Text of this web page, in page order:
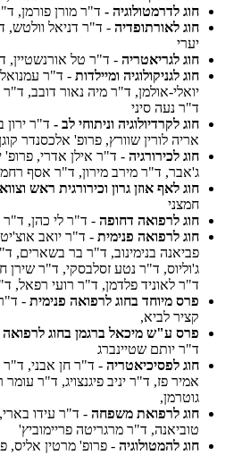
חוג לדרמטולוגיה - ד"ר מורן פורמן,
חוג לאורתופדיה - ד"ר דניאל וולטש,
יערי
חוג לגריאטריה - ד"ר טל אורנשטיין,
חוג לגניקולוגיה ומיילדות - ד"ר
יואלי-אולמן, ד"ר מיה נאור דובב, ד"ר
ד"ר נעה סיני
חוג לקרדיולוגיה וניתוחי לב - ד"ר
אריה לורין שוורץ, פרופ' אלכסנדר
חוג לכירורגיה - ד"ר אילן אדרי,
ג'אבר, ד"ר מירב מירון, ד"ר אסף
חוג לאף אוזן גרון וכירורגית ראש
חמצני
חוג לרפואה דחופה - ד"ר לי כהן, ד"ר
חוג לרפואה פנימית - ד"ר יואב
פביאנה בנימינוב, ד"ר בר בשארים,
ג'וליוס, ד"ר נטע זסלבסקי, ד"ר
ד"ר לאוניד פלדמן, ד"ר רועי רפאל,
פרס מיוחד בחוג לרפואה פנימית -
קציר לביא,
פרס ע"ש מיכאל ברגמן בחוג לרפואה
ד"ר יותם שטיינברג
חוג לפסיכיאטריה - ד"ר חן אבני, ד"ר
אמיר פז, ד"ר יניב פיגנצויג, ד"ר
גוטרמן,
חוג לרפואת משפחה - ד"ר עידו
טוביאנה, ד"ר מרגריטה פריימוביץ'
חוג להמטולוגיה - פרופ' מרטין אליס,